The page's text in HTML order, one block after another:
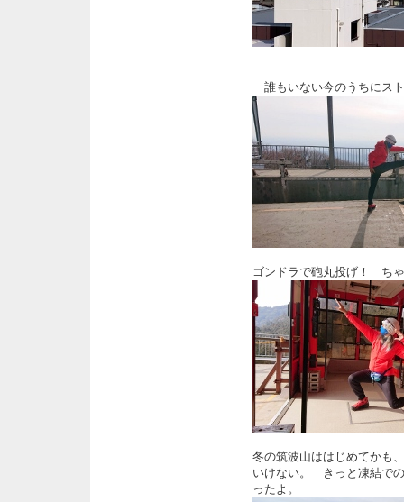
誰もいない今のうちにス
ゴンドラで砲丸投げ！ ち
冬の筑波山ははじめてかも
いけない。 きっと凍結で
ったよ。